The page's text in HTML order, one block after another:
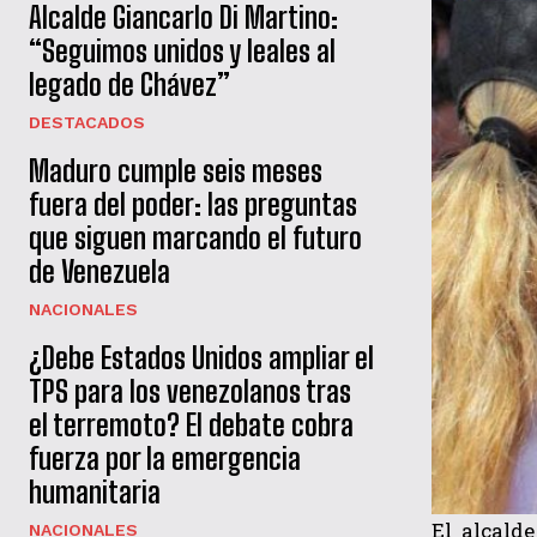
Alcalde Giancarlo Di Martino:
“Seguimos unidos y leales al
legado de Chávez”
DESTACADOS
Maduro cumple seis meses
fuera del poder: las preguntas
que siguen marcando el futuro
de Venezuela
NACIONALES
¿Debe Estados Unidos ampliar el
TPS para los venezolanos tras
el terremoto? El debate cobra
fuerza por la emergencia
humanitaria
NACIONALES El